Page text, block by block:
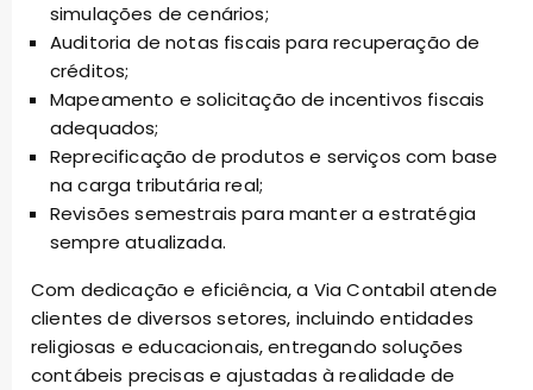
simulações de cenários;
Auditoria de notas fiscais para recuperação de
créditos;
Mapeamento e solicitação de incentivos fiscais
adequados;
Reprecificação de produtos e serviços com base
na carga tributária real;
Revisões semestrais para manter a estratégia
sempre atualizada.
Com dedicação e eficiência, a Via Contabil atende
clientes de diversos setores, incluindo entidades
religiosas e educacionais, entregando soluções
contábeis precisas e ajustadas à realidade de